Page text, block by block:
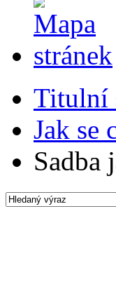
Titulní
Jak se
Sadba